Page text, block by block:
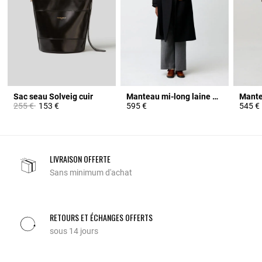
Sac seau Solveig cuir
Prix réduit à partir de
255 €à153 €
Manteau mi-long laine mélangée
595 €
545 €
LIVRAISON OFFERTE
Sans minimum d'achat
RETOURS ET ÉCHANGES OFFERTS
sous 14 jours